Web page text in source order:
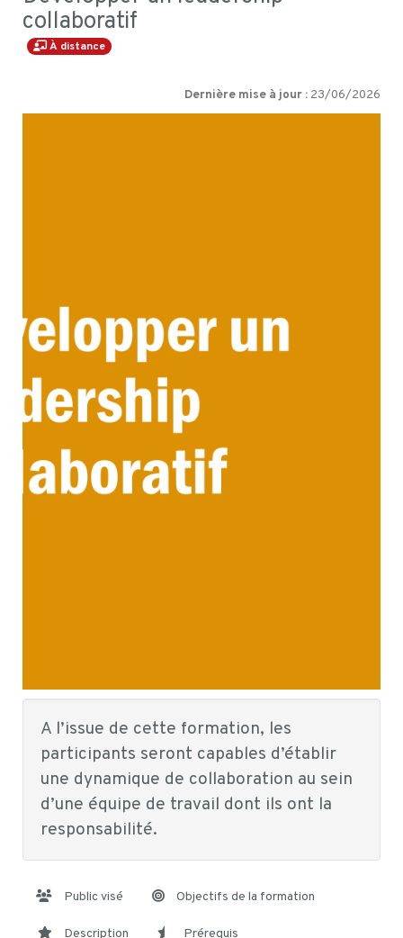
collaboratif
À distance
Dernière mise à jour : 23/06/2026
A l’issue de cette formation, les
participants seront capables d’établir
une dynamique de collaboration au sein
d’une équipe de travail dont ils ont la
responsabilité.
Public visé Objectifs de la formation
Description Prérequis